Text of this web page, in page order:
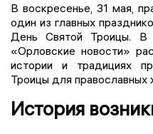
В воскресенье, 31 мая,
один из главных
День Святой Троицы. В
«Орловские новости»
истории и традициях
Троицы для православных
История